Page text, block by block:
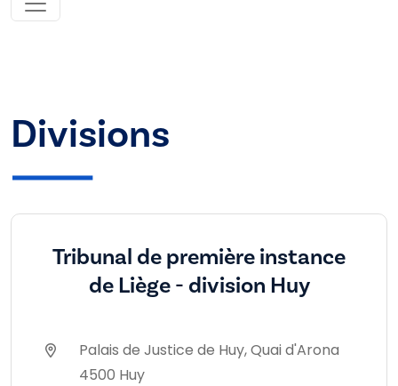
Divisions
Tribunal de première instance
de Liège - division Huy
Palais de Justice de Huy, Quai d'Arona
4500 Huy